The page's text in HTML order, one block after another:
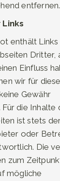
entfernen.
enthält Links
Dritter,
Einfluss
wir für
Gewähr
Für die Inhalte
ist stets
oder
Die
zum
mögliche